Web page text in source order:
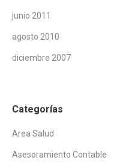
junio 2011
agosto 2010
diciembre 2007
Categorías
Area Salud
Asesoramiento Contable